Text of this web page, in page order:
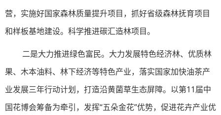
营，实施好国家森林质量提升项目，抓好省级森林抚育项目
和样板基地建设。科学推进碳汇造林项目。
二是大力推进绿色富民。大力发展特色经济林、优质林
果、木本油料、林下经济等特色产业，落实国家加快油茶产
业发展三年行动计划，打造沿黄菌草生态屏障。以第11届中
国花博会筹备为牵引，发挥“五朵金花”优势，促进花卉产业优